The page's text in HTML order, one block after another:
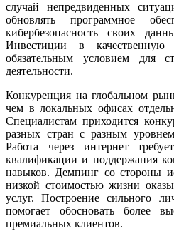
случай непредвиденных
обновлять программное
кибербезопасность своих
Инвестиции в качественную
обязательным условием для
деятельности.
Конкуренция на глобальном
чем в локальных офисах
Специалистам приходится
разных стран с разным
Работа через интернет
квалификации и поддержания
навыков. Демпинг со стороны
низкой стоимостью жизни
услуг. Построение сильного
помогает обосновать более
премиальных клиентов.